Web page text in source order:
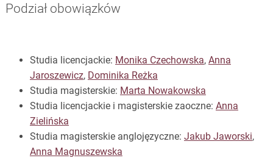
Podział obowiązków
Studia licencjackie: Monika Czechowska, Anna
Jaroszewicz, Dominika Reżka
Studia magisterskie: Marta Nowakowska
Studia licencjackie i magisterskie zaoczne: Anna
Zielińska
Studia magisterskie anglojęzyczne: Jakub Jaworski,
Anna Magnuszewska